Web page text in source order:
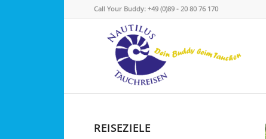
Call Your Buddy: +49 (0)89 - 20 80 76 170
REISEZIELE